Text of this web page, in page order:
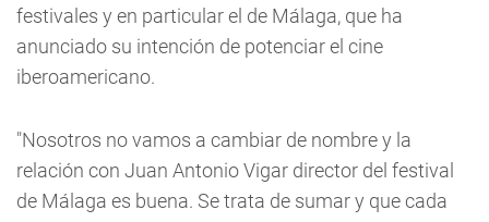
festivales y en particular el de Málaga, que ha
anunciado su intención de potenciar el cine
iberoamericano.
"Nosotros no vamos a cambiar de nombre y la
relación con Juan Antonio Vigar director del festival
de Málaga es buena. Se trata de sumar y que cada